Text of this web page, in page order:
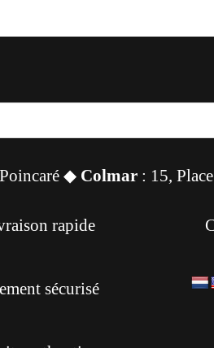
◆ Colmar : 15,
rapide
sécurisé